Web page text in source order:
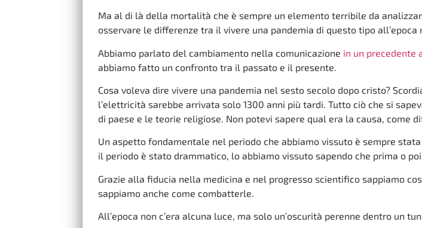
Ma al di là della mortalità che è sempre un elemento terribile da
osservare le differenze tra il vivere una pandemia di questo tipo all’epoca
Abbiamo parlato del cambiamento nella comunicazione in un precedente
abbiamo fatto un confronto tra il passato e il presente.
Cosa voleva dire vivere una pandemia nel sesto secolo dopo cristo?
l’elettricità sarebbe arrivata solo 1300 anni più tardi. Tutto ciò che si
di paese e le teorie religiose. Non potevi sapere qual era la causa, come
Un aspetto fondamentale nel periodo che abbiamo vissuto è sempre
il periodo è stato drammatico, lo abbiamo vissuto sapendo che prima o
Grazie alla fiducia nella medicina e nel progresso scientifico sappiamo
sappiamo anche come combatterle.
All’epoca non c’era alcuna luce, ma solo un’oscurità perenne dentro un